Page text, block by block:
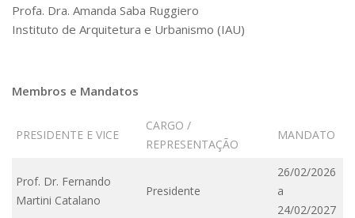
Profa. Dra. Amanda Saba Ruggiero
Instituto de Arquitetura e Urbanismo (IAU)
Membros e Mandatos
PRESIDENTE E VICE
CARGO /
REPRESENTAÇÃO
MANDATO
Prof. Dr. Fernando
Martini Catalano
Presidente
26/02/2026
a
24/02/2027